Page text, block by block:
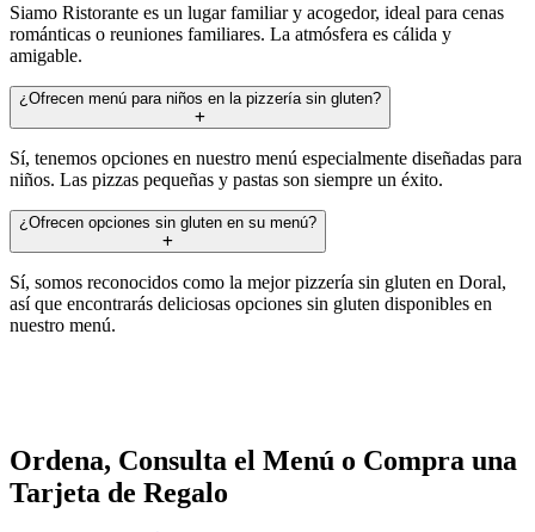
Siamo Ristorante es un lugar familiar y acogedor, ideal para cenas
románticas o reuniones familiares. La atmósfera es cálida y
amigable.
¿Ofrecen menú para niños en la pizzería sin gluten?
Sí, tenemos opciones en nuestro menú especialmente diseñadas para
niños. Las pizzas pequeñas y pastas son siempre un éxito.
¿Ofrecen opciones sin gluten en su menú?
Sí, somos reconocidos como la mejor pizzería sin gluten en Doral,
así que encontrarás deliciosas opciones sin gluten disponibles en
nuestro menú.
Ordena, Consulta el Menú o Compra una
Tarjeta de Regalo